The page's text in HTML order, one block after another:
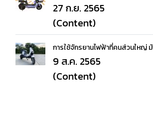
27 ก.ย. 2565
(Content)
การใช้จักรยานไฟฟ้าที่คนส่วนใหญ่
9 ส.ค. 2565
(Content)